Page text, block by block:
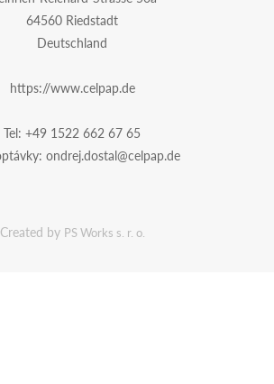
64560 Riedstadt
Deutschland
https://www.celpap.de
Tel: +49 1522 662 67 65
ondrej.dostal@celpap.de
Created by PS Works s. r. o.